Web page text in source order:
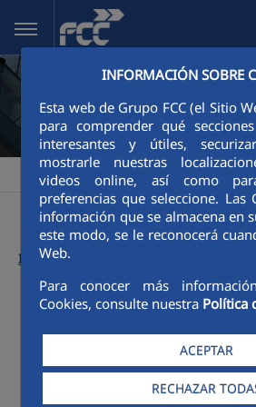
Saltar al contenido principal
INFORMACIÓN SOBRE
Esta web de Grupo FCC (el Sitio
para comprender qué
interesantes y útiles,
mostrarle nuestras
videos online, así como
preferencias que seleccione. Las
información que se almacena en
este modo, se le reconocerá
Web.
Para conocer más
Cookies, consulte nuestra Política
ACEPTAR
RECHAZAR
FCC > Informe Anual FCC > Informe
Informes anteriores:
Menú Informe anual del Grupo FCC